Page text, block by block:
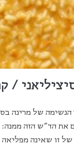
/
של מרינה
את הד"ש הזה
זו שאינה מפליאה